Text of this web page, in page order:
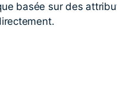
basée sur des